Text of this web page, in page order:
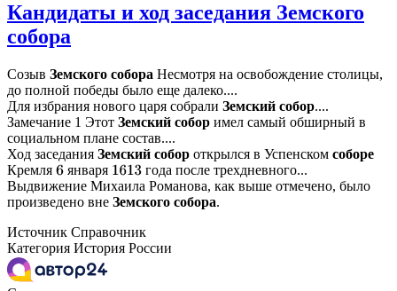
Кандидаты и ход заседания Земского
собора
Созыв Земского собора Несмотря на освобождение столицы,
до полной победы было еще далеко....
Для избрания нового царя собрали Земский собор....
Замечание 1 Этот Земский собор имел самый обширный в
социальном плане состав....
Ход заседания Земский собор открылся в Успенском соборе
Кремля 6января 1613года после трехдневного...
Выдвижение Михаила Романова, как выше отмечено, было
произведено вне Земского собора.
Источник Справочник
Категория История России